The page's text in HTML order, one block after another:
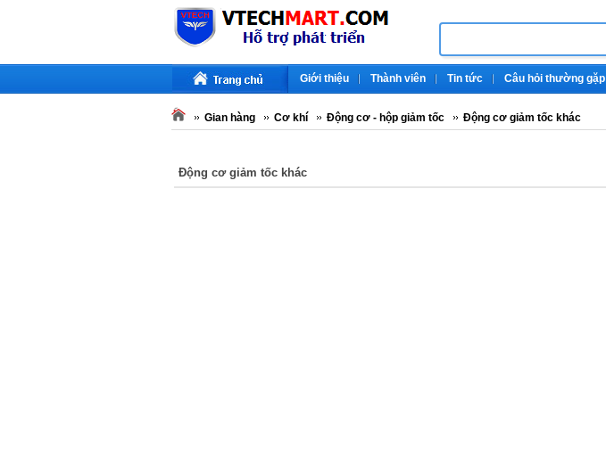
Giới thiệu Thành viên Tin tức Câu hỏi thường gặp
Gian hàng Cơ khí Động cơ - hộp giảm tốc Động cơ giảm tốc khác
Động cơ giảm tốc khác